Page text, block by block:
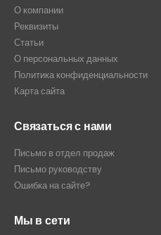
О компании
Реквизиты
Статьи
О персональных данных
Политика конфиденциальности
Карта сайта
Связаться с нами
Письмо в отдел продаж
Письмо руководству
Ошибка на сайте?
Мы в сети